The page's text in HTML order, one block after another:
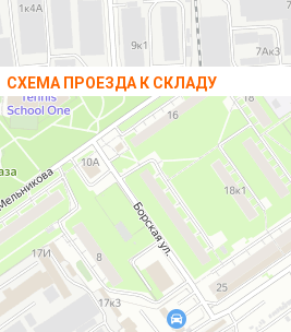
СХЕМА ПРОЕЗДА К СКЛАДУ